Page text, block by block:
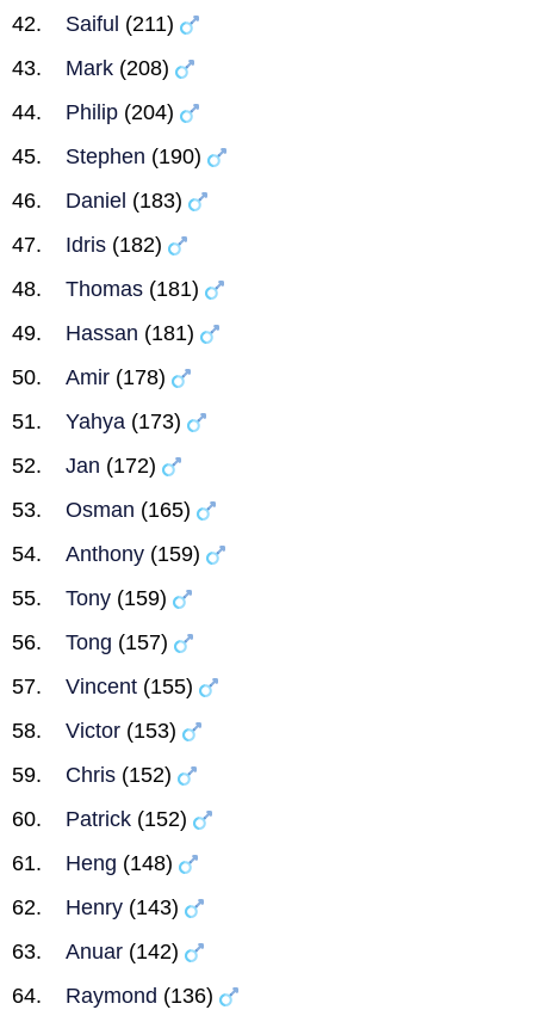
Saiful (211)
Mark (208)
Philip (204)
Stephen (190)
Daniel (183)
Idris (182)
Thomas (181)
Hassan (181)
Amir (178)
Yahya (173)
Jan (172)
Osman (165)
Anthony (159)
Tony (159)
Tong (157)
Vincent (155)
Victor (153)
Chris (152)
Patrick (152)
Heng (148)
Henry (143)
Anuar (142)
Raymond (136)